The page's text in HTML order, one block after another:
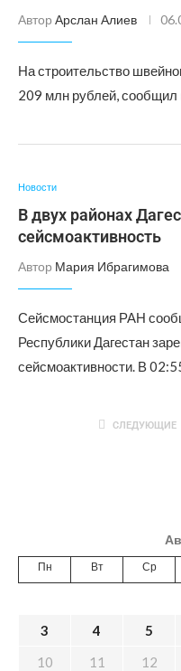
Автор Арслан Алиев
На строительство
209 млн рублей,
Новости
В двух районах
сейсмоактивность
Автор Мария Ибрагимова
Сейсмостанция РАН
Республики Дагестан
сейсмоактивности. В
СЛЕДУЮЩИЕ
Пн Вт Ср
3
4 5
10
11 12